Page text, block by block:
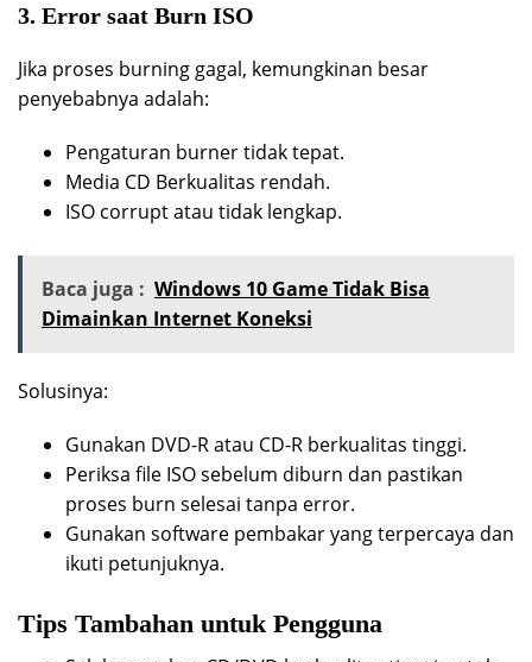
3. Error saat Burn ISO
Jika proses burning gagal, kemungkinan besar
penyebabnya adalah:
Pengaturan burner tidak tepat.
Media CD Berkualitas rendah.
ISO corrupt atau tidak lengkap.
Baca juga : Windows 10 Game Tidak Bisa
Dimainkan Internet Koneksi
Solusinya:
Gunakan DVD-R atau CD-R berkualitas tinggi.
Periksa file ISO sebelum diburn dan pastikan
proses burn selesai tanpa error.
Gunakan software pembakar yang terpercaya dan
ikuti petunjuknya.
Tips Tambahan untuk Pengguna